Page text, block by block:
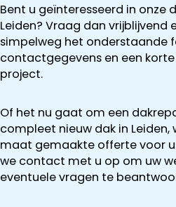
Bent u geïnteresseerd in onze
Leiden? Vraag dan vrijblijvend
simpelweg het onderstaande
contactgegevens en een
project.
Of het nu gaat om een
compleet nieuw dak in
maat gemaakte offerte voor
we contact met u op om uw
eventuele vragen te